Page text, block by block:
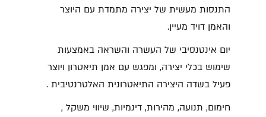
התנסות מעשית של יצירה מתמדת עם היוצר
והאמן דויד מעיין.
יום אינטנסיבי של העשרה והשראה באמצעות
שימוש בכלי יצירה, ומפגש עם אמן תיאטרון ויוצר
פעיל בשדה היצירה התיאטרונית האלטרנטיבית .
חימום, תנועה, מהירות, דינמיות, שיווי משקל ,